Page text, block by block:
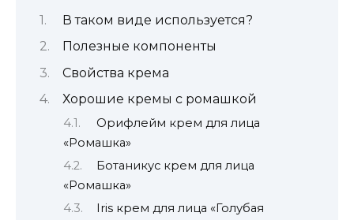
В таком виде используется?
Полезные компоненты
Свойства крема
Хорошие кремы с ромашкой
Орифлейм крем для лица
«Ромашка»
Ботаникус крем для лица
«Ромашка»
Iris крем для лица «Голубая